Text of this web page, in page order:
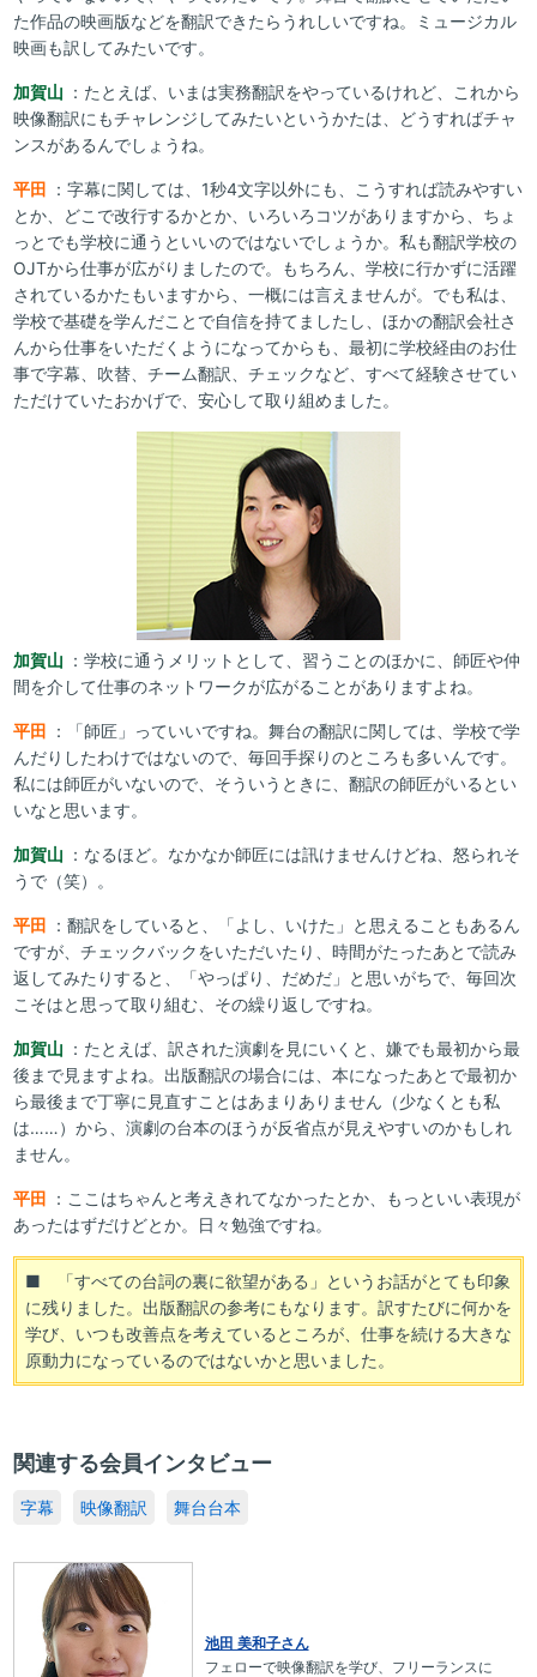
た作品の映画版などを翻訳できたらうれしいですね。ミュージカル
映画も訳してみたいです。
加賀山 ：たとえば、いまは実務翻訳をやっているけれど、これから
映像翻訳にもチャレンジしてみたいというかたは、どうすればチャ
ンスがあるんでしょうね。
平田 ：字幕に関しては、1秒4文字以外にも、こうすれば読みやすい
とか、どこで改行するかとか、いろいろコツがありますから、ちょ
っとでも学校に通うといいのではないでしょうか。私も翻訳学校の
OJTから仕事が広がりましたので。もちろん、学校に行かずに活躍
されているかたもいますから、一概には言えませんが。でも私は、
学校で基礎を学んだことで自信を持てましたし、ほかの翻訳会社さ
んから仕事をいただくようになってからも、最初に学校経由のお仕
事で字幕、吹替、チーム翻訳、チェックなど、すべて経験させてい
ただけていたおかげで、安心して取り組めました。
加賀山 ：学校に通うメリットとして、習うことのほかに、師匠や仲
間を介して仕事のネットワークが広がることがありますよね。
平田 ：「師匠」っていいですね。舞台の翻訳に関しては、学校で学
んだりしたわけではないので、毎回手探りのところも多いんです。
私には師匠がいないので、そういうときに、翻訳の師匠がいるとい
いなと思います。
加賀山 ：なるほど。なかなか師匠には訊けませんけどね、怒られそ
うで（笑）。
平田 ：翻訳をしていると、「よし、いけた」と思えることもあるん
ですが、チェックバックをいただいたり、時間がたったあとで読み
返してみたりすると、「やっぱり、だめだ」と思いがちで、毎回次
こそはと思って取り組む、その繰り返しですね。
加賀山 ：たとえば、訳された演劇を見にいくと、嫌でも最初から最
後まで見ますよね。出版翻訳の場合には、本になったあとで最初か
ら最後まで丁寧に見直すことはあまりありません（少なくとも私
は……）から、演劇の台本のほうが反省点が見えやすいのかもしれ
ません。
平田 ：ここはちゃんと考えきれてなかったとか、もっといい表現が
あったはずだけどとか。日々勉強ですね。
■ 「すべての台詞の裏に欲望がある」というお話がとても印象
に残りました。出版翻訳の参考にもなります。訳すたびに何かを
学び、いつも改善点を考えているところが、仕事を続ける大きな
原動力になっているのではないかと思いました。
関連する会員インタビュー
字幕 映像翻訳 舞台台本
池田 美和子さん
フェローで映像翻訳を学び、フリーランスに